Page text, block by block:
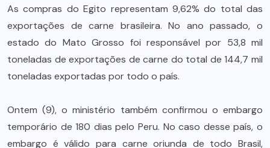
As compras do Egito representam 9,62% do total das
exportações de carne brasileira. No ano passado, o
estado do Mato Grosso foi responsável por 53,8 mil
toneladas de exportações de carne do total de 144,7 mil
toneladas exportadas por todo o país.
Ontem (9), o ministério também confirmou o embargo
temporário de 180 dias pelo Peru. No caso desse país, o
embargo é válido para carne oriunda de todo Brasil,